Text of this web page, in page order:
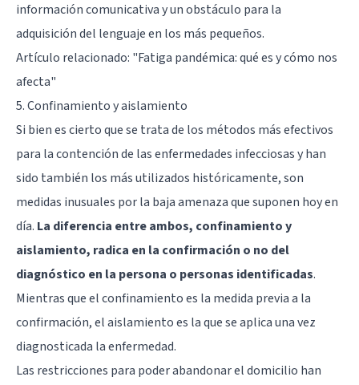
información comunicativa y un obstáculo para la
adquisición del lenguaje en los más pequeños.
Artículo relacionado: "Fatiga pandémica: qué es y cómo nos
afecta"
5. Confinamiento y aislamiento
Si bien es cierto que se trata de los métodos más efectivos
para la contención de las enfermedades infecciosas y han
sido también los más utilizados históricamente, son
medidas inusuales por la baja amenaza que suponen hoy en
día. La diferencia entre ambos, confinamiento y
aislamiento, radica en la confirmación o no del
diagnóstico en la persona o personas identificadas.
Mientras que el confinamiento es la medida previa a la
confirmación, el aislamiento es la que se aplica una vez
diagnosticada la enfermedad.
Las restricciones para poder abandonar el domicilio han